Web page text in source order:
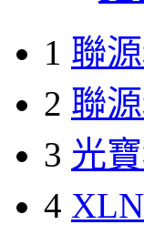
1 聯
2 聯
3 光
4